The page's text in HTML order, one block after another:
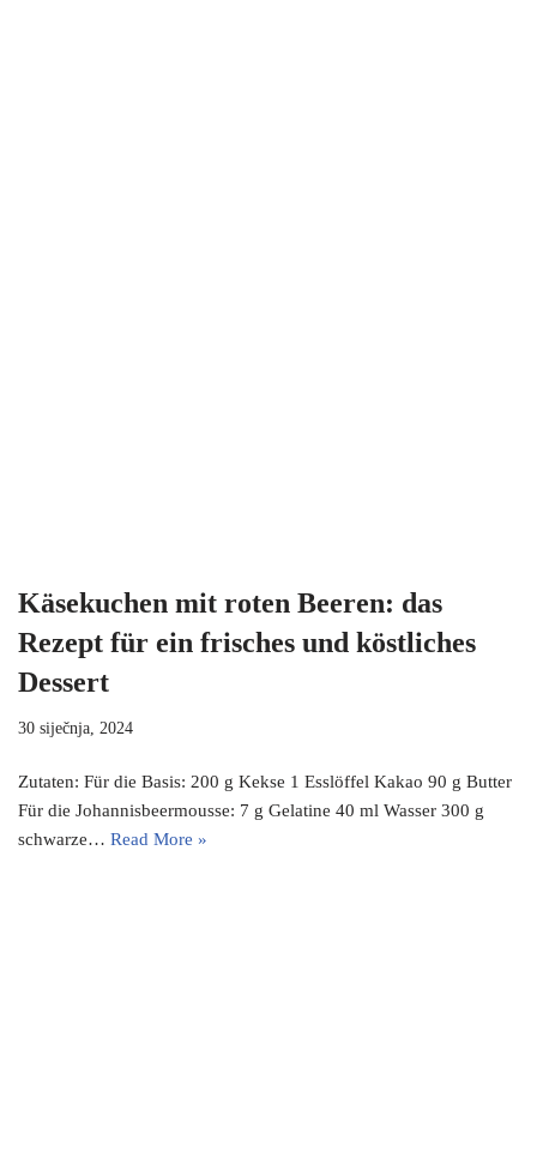
Käsekuchen mit roten Beeren: das
Rezept für ein frisches und köstliches
Dessert
30 siječnja, 2024
Zutaten: Für die Basis: 200 g Kekse 1 Esslöffel Kakao 90 g Butter
Für die Johannisbeermousse: 7 g Gelatine 40 ml Wasser 300 g
schwarze… Read More »